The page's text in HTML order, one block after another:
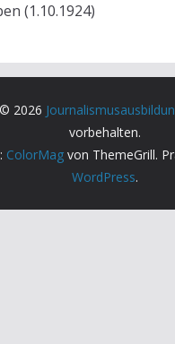
(1.10.1924)
2026
vorbehalten.
ColorMag von ThemeGrill.
WordPress.